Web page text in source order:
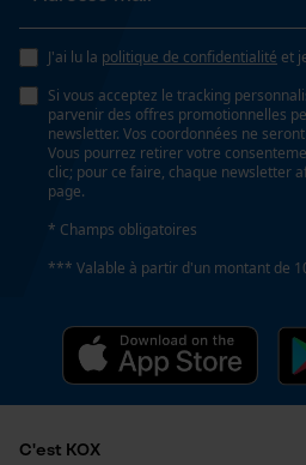
Propriété
Longue durée de vie, Facile,
performance de coupe,
Fonction de hachage
Non
Inverseur de phase
J'ai lu la politique de confidentialité et
Si vous acceptez le tracking
parvenir des offres promotionnelles
newsletter. Vos coordonnées ne
Vous pourrez retirer votre
clic; pour ce faire, chaque newsletter
page.
* Champs obligatoires
*** Valable à partir d'un montant de
C'est KOX
Loop54
Page d'accueil
Panier
Salutation
utilisateurs
Vidéos YouTube
Prise de contact